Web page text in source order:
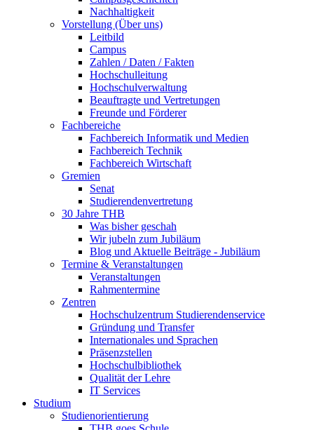
Nachhaltigkeit
Vorstellung (Über uns)
Leitbild
Campus
Zahlen / Daten / Fakten
Hochschulleitung
Hochschulverwaltung
Beauftragte und Vertretungen
Freunde und Förderer
Fachbereiche
Fachbereich Informatik und Medien
Fachbereich Technik
Fachbereich Wirtschaft
Gremien
Senat
Studierendenvertretung
30 Jahre THB
Was bisher geschah
Wir jubeln zum Jubiläum
Blog und Aktuelle Beiträge - Jubiläum
Termine & Veranstaltungen
Veranstaltungen
Rahmentermine
Zentren
Hochschulzentrum Studierendenservice
Gründung und Transfer
Internationales und Sprachen
Präsenzstellen
Hochschulbibliothek
Qualität der Lehre
IT Services
Studium
Studienorientierung